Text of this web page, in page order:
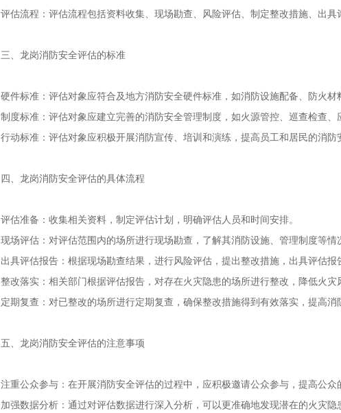
评估流程：评估流程包括资料收集、现场勘查、风险评估、制定整改措施、出具
三、龙岗消防安全评估的标准
硬件标准：评估对象应符合及地方消防安全硬件标准，如消防设施配备、防火材
制度标准：评估对象应建立完善的消防安全管理制度，如火源管控、巡查检查、
行动标准：评估对象应积极开展消防宣传、培训和演练，提高员工和居民的消防
四、龙岗消防安全评估的具体流程
评估准备：收集相关资料，制定评估计划，明确评估人员和时间安排。
现场评估：对评估范围内的场所进行现场勘查，了解其消防设施、管理制度等情
出具评估报告：根据现场勘查结果，进行风险评估，提出整改措施，出具评估报
整改落实：相关部门根据评估报告，对存在火灾隐患的场所进行整改，降低火灾
定期复查：对已整改的场所进行定期复查，确保整改措施得到有效落实，提高消
五、龙岗消防安全评估的注意事项
注重公众参与：在开展消防安全评估的过程中，应积极邀请公众参与，提高公众
加强数据分析：通过对评估数据进行深入分析，可以更准确地发现潜在的火灾隐